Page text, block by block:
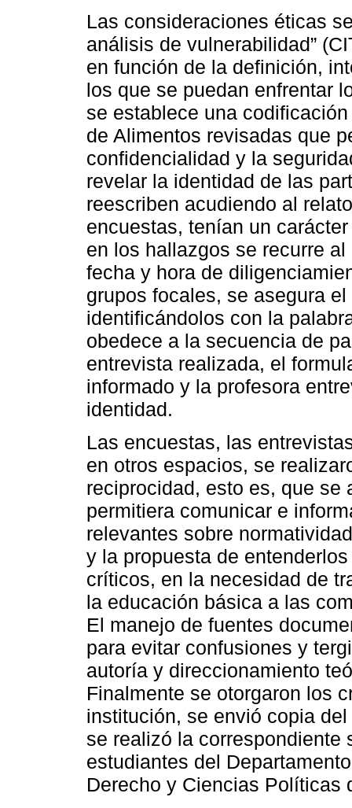
Las consideraciones éticas
análisis de vulnerabilidad”
en función de la definición,
los que se puedan enfrentar
se establece una
de Alimentos revisadas que
confidencialidad y la
revelar la identidad de las
reescriben acudiendo al
encuestas, tenían un
en los hallazgos se recurre
fecha y hora de
grupos focales, se asegura
identificándolos con la
obedece a la secuencia de
entrevista realizada, el
informado y la profesora
identidad.
Las encuestas, las
en otros espacios, se
reciprocidad, esto es, que se
permitiera comunicar e
relevantes sobre
y la propuesta de
críticos, en la necesidad de
la educación básica a las
El manejo de fuentes
para evitar confusiones y
autoría y direccionamiento
Finalmente se otorgaron los
institución, se envió copia
se realizó la correspondiente
estudiantes del
Derecho y Ciencias Políticas